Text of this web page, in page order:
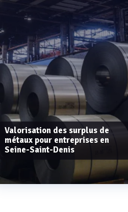
Valorisation des surplus de
métaux pour entreprises en
Seine-Saint-Denis